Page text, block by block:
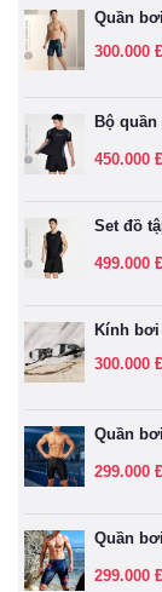
Quần
300.000
Bộ quần
450.000
Set đồ
499.000
Kính bơi
300.000
Quần
299.000
Quần
299.000